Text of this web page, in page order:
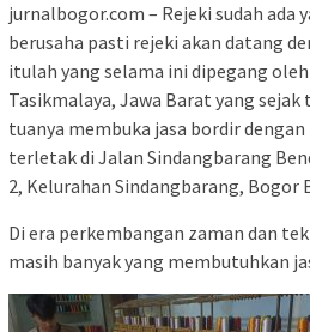
jurnalbogor.com – Rejeki sudah ada
berusaha pasti rejeki akan datang
itulah yang selama ini dipegang
Tasikmalaya, Jawa Barat yang
tuanya membuka jasa bordir
terletak di Jalan Sindangbarang
2, Kelurahan Sindangbarang, Bogor
Di era perkembangan zaman dan
masih banyak yang membutuhkan